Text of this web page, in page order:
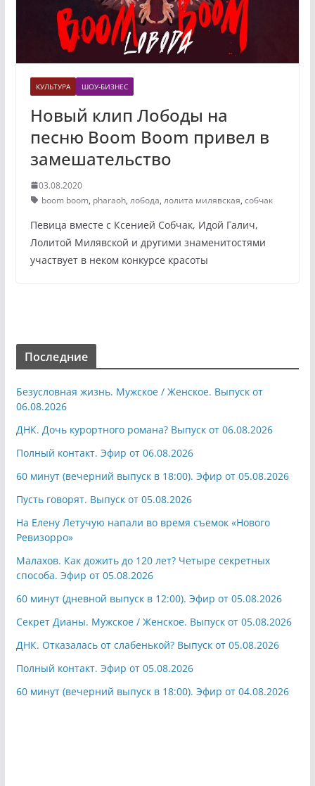
КУЛЬТУРА ШОУ-БИЗНЕС
Новый клип Лободы на
песню Boom Boom привел в
замешательство
03.08.2020
boom boom, pharaoh, лобода, лолита милявская, собчак
Певица вместе с Ксенией Собчак, Идой Галич,
Лолитой Милявской и другими знаменитостями
участвует в неком конкурсе красоты
Последние
Безусловная жизнь. Мужское / Женское. Выпуск от
06.08.2026
ДНК. Дочь курортного романа? Выпуск от 06.08.2026
Полный контакт. Эфир от 06.08.2026
60 минут (вечерний выпуск в 18:00). Эфир от 05.08.2026
Пусть говорят. Выпуск от 05.08.2026
На Елену Летучую напали во время съемок «Нового
Ревизорро»
Малахов. Как дожить до 120 лет? Четыре секретных
способа. Эфир от 05.08.2026
60 минут (дневной выпуск в 12:00). Эфир от 05.08.2026
Секрет Дианы. Мужское / Женское. Выпуск от 05.08.2026
ДНК. Отказалась от слабенькой? Выпуск от 05.08.2026
Полный контакт. Эфир от 05.08.2026
60 минут (вечерний выпуск в 18:00). Эфир от 04.08.2026